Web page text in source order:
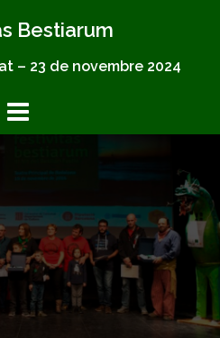
Bestiarum
– 23 de novembre 2024